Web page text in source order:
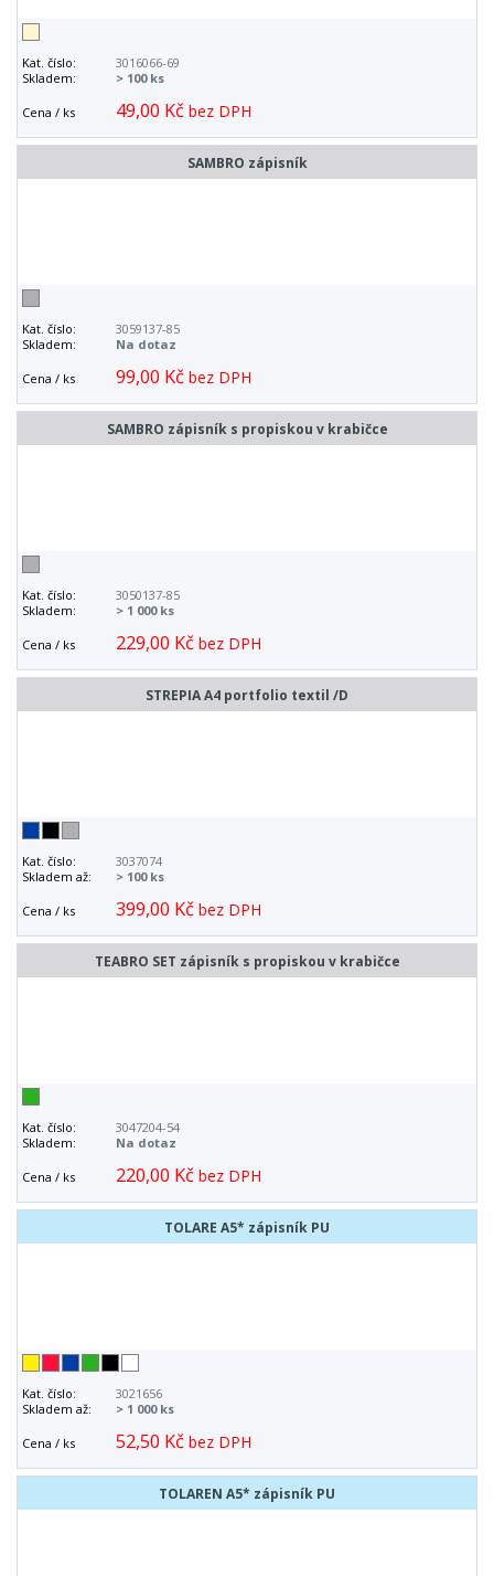
Kat. číslo:
3016066-69
Skladem:
> 100 ks
Cena / ks 49,00 Kč bez DPH
SAMBRO zápisník
Kat. číslo:
3059137-85
Skladem:
Na dotaz
Cena / ks 99,00 Kč bez DPH
SAMBRO zápisník s propiskou v krabičce
Kat. číslo:
3050137-85
Skladem:
> 1 000 ks
Cena / ks 229,00 Kč bez DPH
STREPIA A4 portfolio textil /D
Kat. číslo:
3037074
Skladem až:
> 100 ks
Cena / ks 399,00 Kč bez DPH
TEABRO SET zápisník s propiskou v krabičce
Kat. číslo:
3047204-54
Skladem:
Na dotaz
Cena / ks 220,00 Kč bez DPH
TOLARE A5* zápisník PU
Kat. číslo:
3021656
Skladem až:
> 1 000 ks
Cena / ks 52,50 Kč bez DPH
TOLAREN A5* zápisník PU